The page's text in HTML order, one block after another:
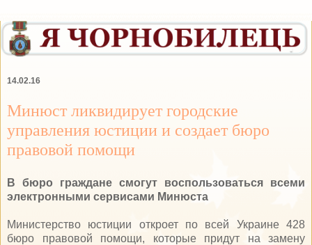
14.02.16
Минюст ликвидирует городские
управления юстиции и создает бюро
правовой помощи
В бюро граждане смогут воспользоваться всеми
электронными сервисами Минюста
Министерство юстиции откроет по всей Украине 428
бюро правовой помощи, которые придут на замену